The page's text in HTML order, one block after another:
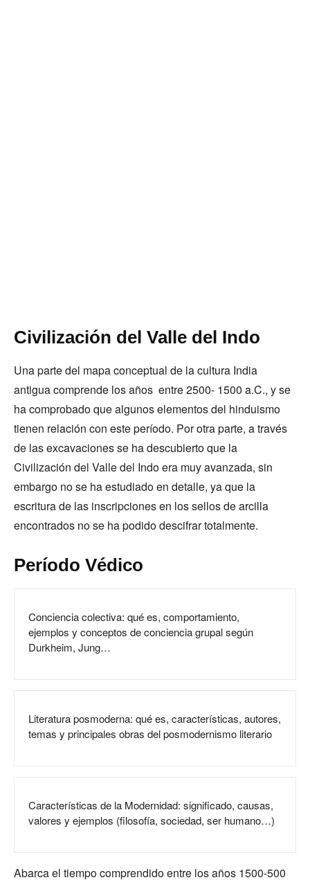
Civilización del Valle del Indo
Una parte del mapa conceptual de la cultura India
antigua comprende los años entre 2500- 1500 a.C., y se
ha comprobado que algunos elementos del hinduismo
tienen relación con este período. Por otra parte, a través
de las excavaciones se ha descubierto que la
Civilización del Valle del Indo era muy avanzada, sin
embargo no se ha estudiado en detalle, ya que la
escritura de las inscripciones en los sellos de arcilla
encontrados no se ha podido descifrar totalmente.
Período Védico
Conciencia colectiva: qué es, comportamiento,
ejemplos y conceptos de conciencia grupal según
Durkheim, Jung…
Literatura posmoderna: qué es, características, autores,
temas y principales obras del posmodernismo literario
Características de la Modernidad: significado, causas,
valores y ejemplos (filosofía, sociedad, ser humano…)
Abarca el tiempo comprendido entre los años 1500-500